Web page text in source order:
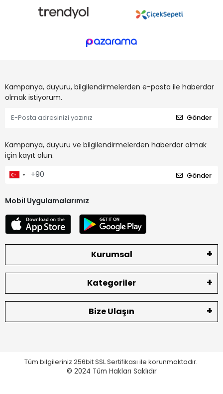
Kampanya, duyuru, bilgilendirmelerden e-posta ile haberdar
olmak istiyorum.
Gönder
Kampanya, duyuru ve bilgilendirmelerden haberdar olmak
için kayıt olun.
Gönder
Mobil Uygulamalarımız
Kurumsal
Kategoriler
Bize Ulaşın
Tüm bilgileriniz 256bit SSL Sertifikası ile korunmaktadır.
© 2024 Tüm Hakları Saklıdır